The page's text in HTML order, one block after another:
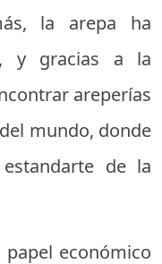
la arepa ha
y gracias a la
areperías
mundo, donde
de la
económico